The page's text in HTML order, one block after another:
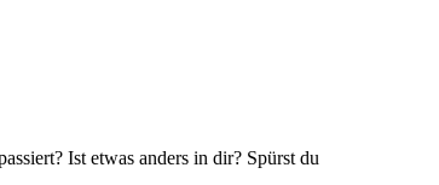
Ist etwas anders in dir? Spürst du